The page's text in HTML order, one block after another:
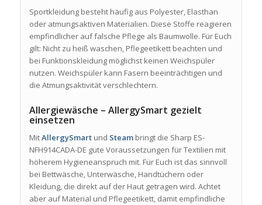
Sportkleidung besteht häufig aus Polyester, Elasthan
oder atmungsaktiven Materialien. Diese Stoffe reagieren
empfindlicher auf falsche Pflege als Baumwolle. Für Euch
gilt: Nicht zu heiß waschen, Pflegeetikett beachten und
bei Funktionskleidung möglichst keinen Weichspüler
nutzen. Weichspüler kann Fasern beeinträchtigen und
die Atmungsaktivität verschlechtern.
Allergiewäsche – AllergySmart gezielt
einsetzen
MitAllergySmartund Steambringt die Sharp ES-
NFH914CADA-DE gute Voraussetzungen für Textilien mit
höherem Hygieneanspruch mit. Für Euch ist das sinnvoll
bei Bettwäsche, Unterwäsche, Handtüchern oder
Kleidung, die direkt auf der Haut getragen wird. Achtet
aber auf Material und Pflegeetikett, damit empfindliche